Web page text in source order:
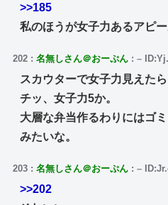
>>185
私のほうが女子力あるアピ
202 :名無しさん＠おーぷん :–
スカウターで女子力見えたら
チッ、女子力5か。
大層な弁当作るわりにはゴ
みたいな。
203 :名無しさん＠おーぷん :–
>>202